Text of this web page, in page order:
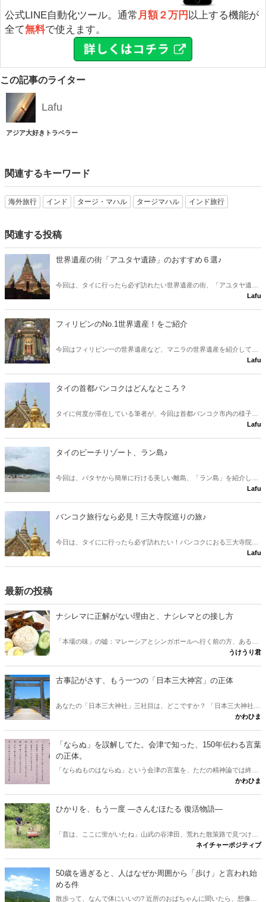
公式LINE自動化ツール。通常 月額２万円 以上する機能が
全て無料で使えます。
この記事のライター
Lafu
アジア大好きトラベラー
関連するキーワード
海外旅行 インド タージ・マハル タージマハル インド旅行
関連する投稿
世界遺産の街「アユタヤ遺跡」のおすすめ６選♪
今回は、タイに行ったら必ず訪れたい世界遺産の街、「アユタヤ遺
Lafu
フィリピンのNo.1世界遺産！をご紹介
今回はフィリピン一の世界遺産など、マニラの世界遺産を紹介して行
Lafu
タイの首都バンコクはどんなところ？
タイに何度か滞在している筆者が、今回は首都バンコク市内の様子を
お伝えします。アジアの中でも急成長したタイは魅力いっぱいの街で
Lafu
タイのビーチリゾート、ラン島♪
今回は、パタヤから簡単に行ける美しい離島、「ラン島」を紹介しま
Lafu
バンコク旅行なら必見！三大寺院巡りの旅♪
今日は、タイにに行ったら必ず訪れたい！バンコクにおる三大寺院を
紹介します♪ 現地で撮った写真と、基本情報や行き方などの詳しい情
Lafu
最新の投稿
ナシレマに正解がない理由と、ナシレマとの接し方
「本場の味」の嘘：マレーシアとシンガポールへ行く前の方、あるい
は行けない方が、ナシレマ というナシレマ皿から両国の違いを味わ
いとか？ その意外な理由と、日本にいながら本場に迫れる楽しみ方
をご紹介します。
うけうり君
古事記がさす、もう一つの「日本三大神宮」の正体
あなたの「日本三大神社」三社目は、どこですか？ 「日本三大神社の
三社目はどこか」という素朴な疑問に、古事記と日本書紀から答えが
は熱田や春日と考えます。けれど古典をたどると、奈良に眠る意外な
一社が浮かびました。行きたくなりますね。
かわひま
「ならぬ」を誤解してた。会津で知った、150年伝わる言葉
の正体。
「ならぬものはならぬ」という会津の言葉を、ただの精神論では終わ
らせません。多くの人が思う「理屈抜きでダメ」という解釈は、実は
が、なぜ百五十年を越えて胸を打つのか。その正体と、会津観光に出
かけたくなる問いかけを書きたいと思います。
かわひま
ひかりを、もう一度 ―さんむほたる 復活物語―
「昔は、ここに蛍がいたね」山武の谷津田、荒れた散策路で見つけ
た、たった一匹のホタル。その小さな光から、世代を越えて受け継が
着想を得た物語です。登場人物は仮名で、一部に脚色を含みます。
ネイチャーポジティブ
50歳を過ぎると、人はなぜか周囲から「歩け」と言われ始
める件
散歩って、なんで体にいいの? 近所のおばちゃんに聞いたら、想像の